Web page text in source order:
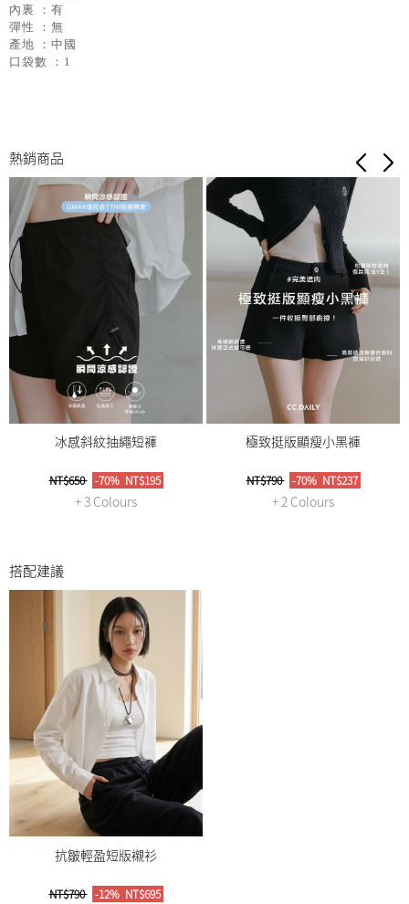
內裏 ：有
彈性 ：無
產地 ：中國
口袋數 ：1
熱銷商品
冰感斜紋抽繩短褲
NT$650 -70% NT$195
+ 3 Colours
極致挺版顯瘦小黑褲
NT$790 -70% NT$237
+ 2 Colours
搭配建議
抗皺輕盈短版襯衫
NT$790 -12% NT$695